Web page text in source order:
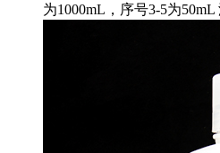
为1000mL，序号3-5为50mL